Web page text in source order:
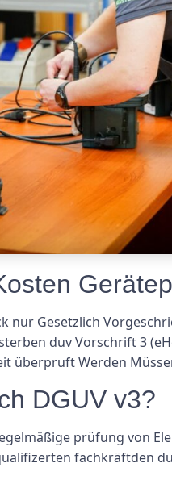
Gesetzlich
duv Vorschrift 3
überpruft Werden
DGUV v3?
prüfung von
fachkräftden